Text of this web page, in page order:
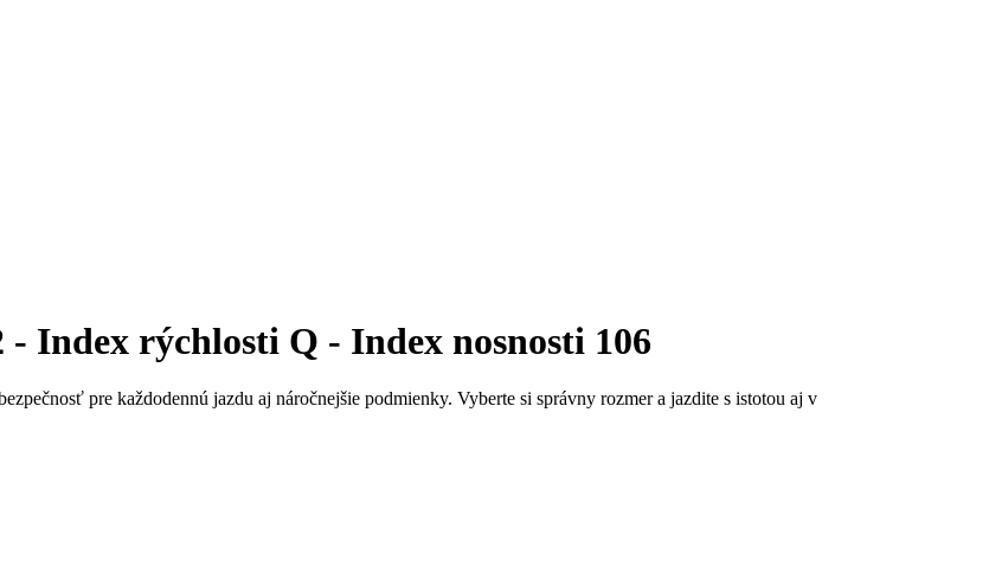
Index rýchlosti Q - Index nosnosti 106
pre každodennú jazdu aj náročnejšie podmienky. Vyberte si správny rozmer a jazdite s istotou aj v